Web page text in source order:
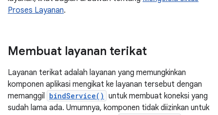
Proses Layanan.
Membuat layanan terikat
Layanan terikat adalah layanan yang memungkinkan
komponen aplikasi mengikat ke layanan tersebut dengan
memanggil bindService() untuk membuat koneksi yang
sudah lama ada. Umumnya, komponen tidak diizinkan untuk